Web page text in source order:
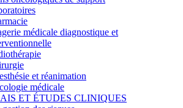
médicale diagnostique et
et réanimation
médicale
ET ÉTUDES CLINIQUES